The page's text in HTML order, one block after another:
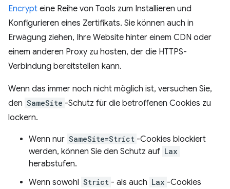
Encrypt eine Reihe von Tools zum Installieren und
Konfigurieren eines Zertifikats. Sie können auch in
Erwägung ziehen, Ihre Website hinter einem CDN oder
einem anderen Proxy zu hosten, der die HTTPS-
Verbindung bereitstellen kann.
Wenn das immer noch nicht möglich ist, versuchen Sie,
den SameSite -Schutz für die betroffenen Cookies zu
lockern.
Wenn nur SameSite=Strict -Cookies blockiert
werden, können Sie den Schutz auf Lax
herabstufen.
Wenn sowohl Strict - als auch Lax -Cookies